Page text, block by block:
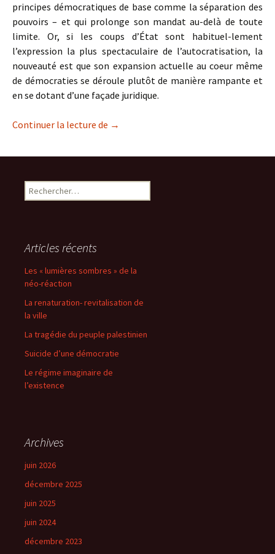
principes démocratiques de base comme la séparation des
pouvoirs – et qui prolonge son mandat au-delà de toute
limite. Or, si les coups d’État sont habituel-lement
l’expression la plus spectaculaire de l’autocratisation, la
nouveauté est que son expansion actuelle au coeur même
de démocraties se déroule plutôt de manière rampante et
en se dotant d’une façade juridique.
Continuer la lecture de L’autocratisation qui vient …
→
Rechercher :
Articles récents
Les « lumières sombres » de la
néo-réaction
La renaturation- revitalisation de
la ville
La tragédie du peuple palestinien
Suicide d’une démocratie
Le régime imaginaire de
l’existence
Archives
juin 2026
décembre 2025
juin 2025
juin 2024
décembre 2023